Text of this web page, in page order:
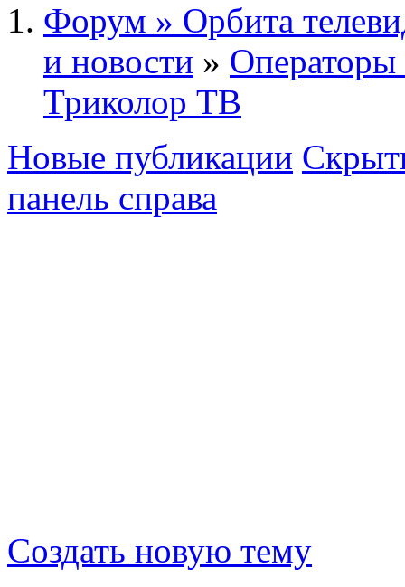
Форум » Орбита
и новости » Операторы
Триколор ТВ
Новые публикации
панель справа
Создать новую тему